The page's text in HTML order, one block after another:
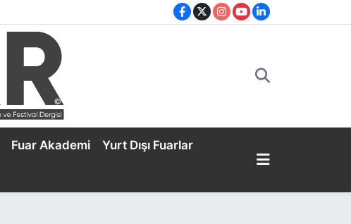
Fuar Akademi Yurt Dışı Fuarlar